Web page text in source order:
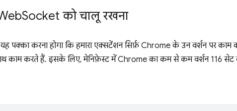
Socket को चालू रखना
पक्का करना होगा कि हमारा एक्सटेंशन सिर्फ़ Chrome के उन वर्शन पर काम
काम करते हैं. इसके लिए, मेनिफ़ेस्ट में Chrome का कम से कम वर्शन 116 सेट